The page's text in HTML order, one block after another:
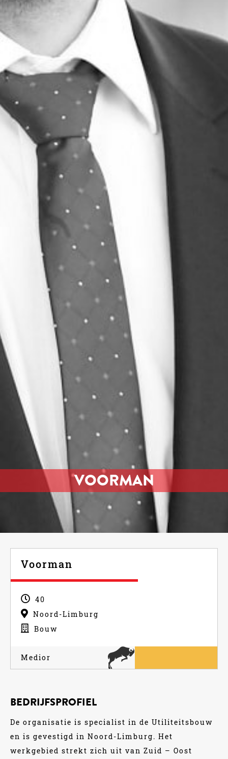
VOORMAN
Voorman
40
Noord-Limburg
Bouw
Medior
BEDRIJFSPROFIEL
De organisatie is specialist in de Utiliteitsbouw
en is gevestigd in Noord-Limburg. Het
werkgebied strekt zich uit van Zuid – Oost